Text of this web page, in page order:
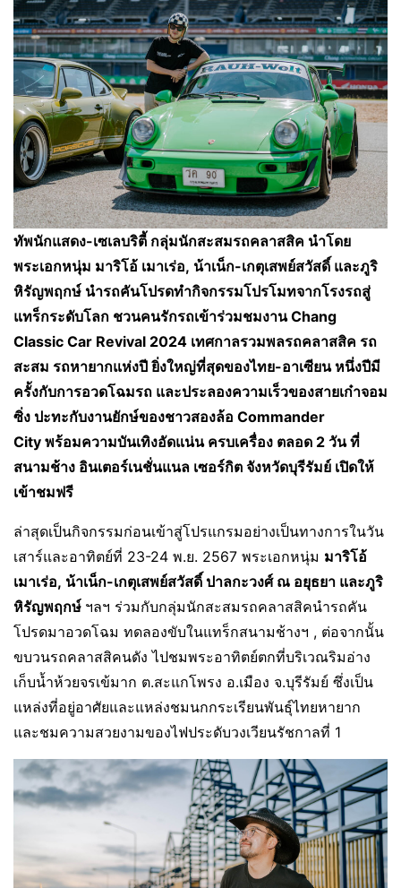
ทัพนักแสดง-เซเลบริตี้ กลุ่มนักสะสมรถคลาสสิค นำโดย
พระเอกหนุ่ม มาริโอ้ เมาเร่อ, น้าเน็ก-เกตุเสพย์สวัสดิ์ และภูริ
หิรัญพฤกษ์ นำรถคันโปรดทำกิจกรรมโปรโมทจากโรงรถสู่
แทร็กระดับโลก ชวนคนรักรถเข้าร่วมชมงาน Chang
Classic Car Revival 2024 เทศกาลรวมพลรถคลาสสิค รถ
สะสม รถหายากแห่งปี ยิ่งใหญ่ที่สุดของไทย-อาเซียน หนึ่งปีมี
ครั้งกับการอวดโฉมรถ และประลองความเร็วของสายเก๋าจอม
ซิ่ง ปะทะกับงานยักษ์ของชาวสองล้อ Commander
City พร้อมความบันเทิงอัดแน่น ครบเครื่อง ตลอด 2 วัน ที่
สนามช้าง อินเตอร์เนชั่นแนล เซอร์กิต จังหวัดบุรีรัมย์ เปิดให้
เข้าชมฟรี
ล่าสุดเป็นกิจกรรมก่อนเข้าสู่โปรแกรมอย่างเป็นทางการในวัน
เสาร์และอาทิตย์ที่ 23-24 พ.ย. 2567 พระเอกหนุ่ม มาริโอ้
เมาเร่อ, น้าเน็ก-เกตุเสพย์สวัสดิ์ ปาลกะวงศ์ ณ อยุธยา และภูริ
หิรัญพฤกษ์ ฯลฯ ร่วมกับกลุ่มนักสะสมรถคลาสสิคนำรถคัน
โปรดมาอวดโฉม ทดลองขับในแทร็กสนามช้างฯ , ต่อจากนั้น
ขบวนรถคลาสสิคนดัง ไปชมพระอาทิตย์ตกที่บริเวณริมอ่าง
เก็บน้ำห้วยจรเข้มาก ต.สะแกโพรง อ.เมือง จ.บุรีรัมย์ ซึ่งเป็น
แหล่งที่อยู่อาศัยและแหล่งชมนกกระเรียนพันธุ์ไทยหายาก
และชมความสวยงามของไฟประดับวงเวียนรัชกาลที่ 1